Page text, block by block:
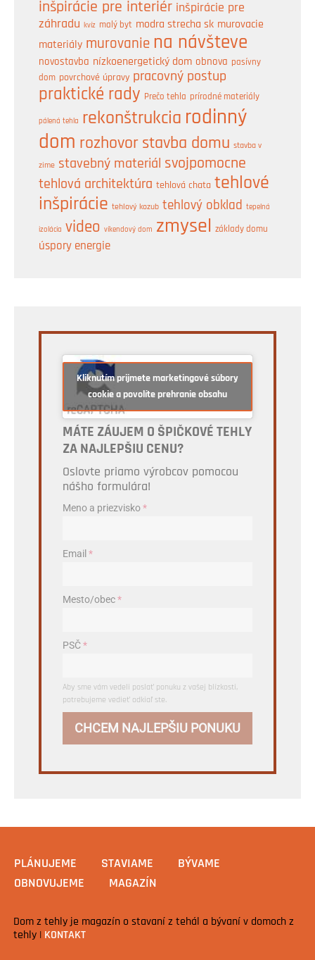
inšpirácie pre interiér inšpirácie pre
záhradu
kvíz malý byt modra strecha sk murovacie
materiály murovanie na návšteve
novostavba nízkoenergetický dom obnova pasívny
dom povrchové úpravy pracovný postup
praktické rady Prečo tehla prírodné materiály
pálená tehla rekonštrukcia rodinný
dom rozhovor stavba domu stavba v
zime stavebný materiál svojpomocne
tehlová architektúra tehlová chata tehlové
inšpirácie tehlový kozub tehlový obklad tepelná
izolácia video víkendový dom zmysel základy domu
úspory energie
Kliknutím prijmete marketingové súbory
cookie a povolíte prehranie obsahu
MÁTE ZÁUJEM O ŠPIČKOVÉ TEHLY
ZA NAJLEPŠIU CENU?
Oslovte priamo výrobcov pomocou
nášho formulára!
Meno a priezvisko*
Email *
Mesto/obec*
PSČ*
Aby sme vám vedeli poslať ponuku z vašej blízkosti,
potrebujeme vedieť odkiaľ ste.
CHCEM NAJLEPŠIU PONUKU
PLÁNUJEME STAVIAME
BÝVAME
OBNOVUJEME
MAGAZÍN
Dom z tehly je magazín o stavaní z tehál a bývaní v domoch z
tehly |
KONTAKT